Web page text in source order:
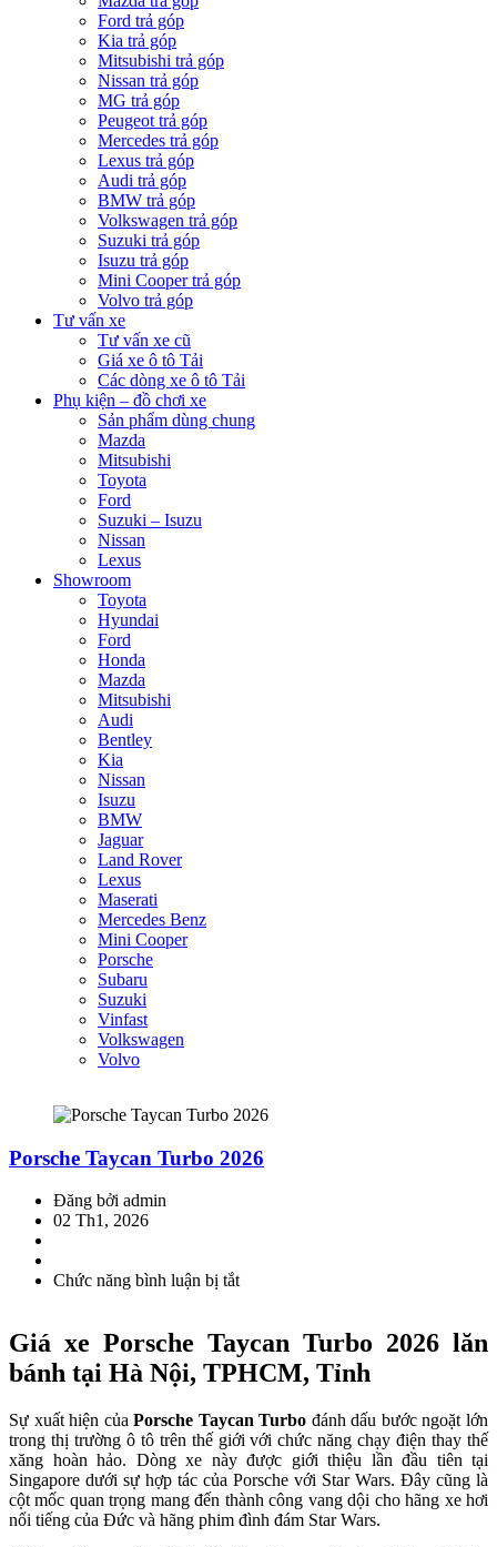
Ford trả góp
Kia trả góp
Mitsubishi trả góp
Nissan trả góp
MG trả góp
Peugeot trả góp
Mercedes trả góp
Lexus trả góp
Audi trả góp
BMW trả góp
Volkswagen trả góp
Suzuki trả góp
Isuzu trả góp
Mini Cooper trả góp
Volvo trả góp
Tư vấn xe
Tư vấn xe cũ
Giá xe ô tô Tải
Các dòng xe ô tô Tải
Phụ kiện – đồ chơi xe
Sản phẩm dùng chung
Mazda
Mitsubishi
Toyota
Ford
Suzuki – Isuzu
Nissan
Lexus
Showroom
Toyota
Hyundai
Ford
Honda
Mazda
Mitsubishi
Audi
Bentley
Kia
Nissan
Isuzu
BMW
Jaguar
Land Rover
Lexus
Maserati
Mercedes Benz
Mini Cooper
Porsche
Subaru
Suzuki
Vinfast
Volkswagen
Volvo
Porsche Taycan Turbo 2026
Đăng bởi admin
02 Th1, 2026
Chức năng bình luận bị tắtở
Turbo
2026
Giá xe Porsche Taycan Turbo 2026 lăn
bánh tại Hà Nội, TPHCM, Tỉnh
Sự xuất hiện củaPorsche Taycan Turbo đánh dấu bước ngoặt lớn
trong thị trường ô tô trên thế giới với chức năng chạy điện thay thế
xăng hoàn hảo. Dòng xe này được giới thiệu lần đầu tiên tại
Singapore dưới sự hợp tác của Porsche với Star Wars. Đây cũng là
cột mốc quan trọng mang đến thành công vang dội cho hãng xe hơi
nổi tiếng của Đức và hãng phim đình đám Star Wars.